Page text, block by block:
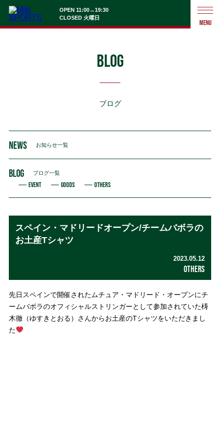
MENU
OPEN 11:00→19:30
CLOSED 火曜日
BLOG
ブログ
スペイン・マドリードオープン/チームバボラの
お土産Tシャツ
2023.05.12
OTHERS
先日スペインで開催されたムチュア・マドリード・オープンにチ
ームバボラのオフィシャルストリンガーとして参加されていた梼
木徹（ゆすきとおる）さんからお土産のTシャツをいただきまし
た
NEWS お知らせ一覧
BLOG ブログ一覧
EVENT GOODS OTHERS